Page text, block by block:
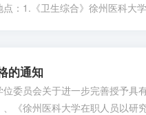
：1.《卫生综合》徐州医科大
的通知
委员会关于进一步完善授予具
《徐州医科大学在职人员以研